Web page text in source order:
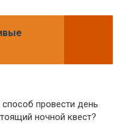
провести день
ночной квест?